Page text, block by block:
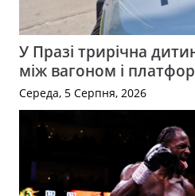
У Празі трирічна
між вагоном і
Середа, 5 Серпня, 2026